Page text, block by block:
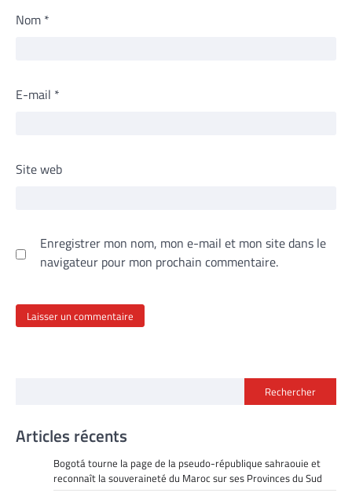
Nom *
E-mail *
Site web
Enregistrer mon nom, mon e-mail et mon site dans le
navigateur pour mon prochain commentaire.
Rechercher
Articles récents
Bogotá tourne la page de la pseudo-république sahraouie et
reconnaît la souveraineté du Maroc sur ses Provinces du Sud